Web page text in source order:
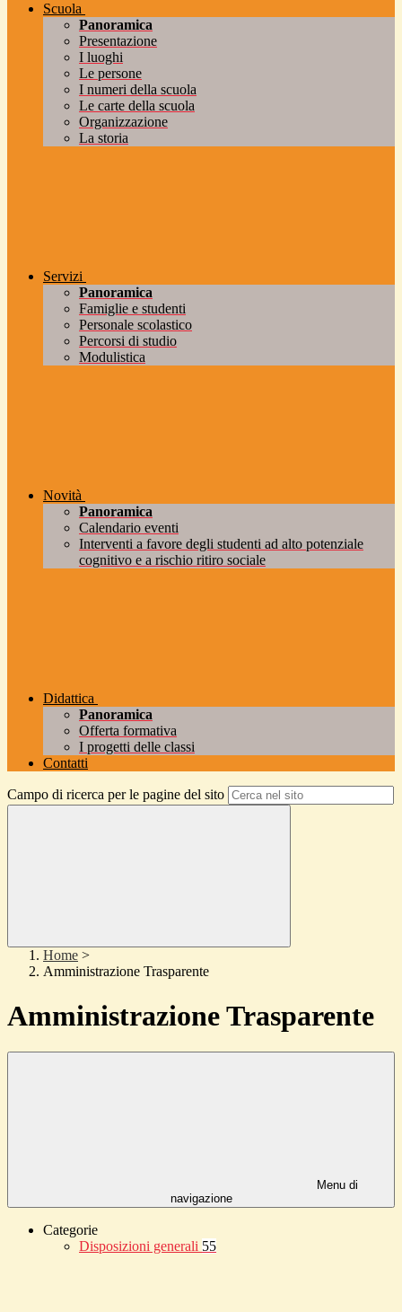
Scuola
Panoramica
Presentazione
I luoghi
Le persone
I numeri della scuola
Le carte della scuola
Organizzazione
La storia
Servizi
Panoramica
Famiglie e studenti
Personale scolastico
Percorsi di studio
Modulistica
Novità
Panoramica
Calendario eventi
Interventi a favore degli studenti ad alto potenziale
cognitivo e a rischio ritiro sociale
Didattica
Panoramica
Offerta formativa
I progetti delle classi
Contatti
Campo di ricerca per le pagine del sito
Home >
Amministrazione Trasparente
Amministrazione Trasparente
Menu di
navigazione
Categorie
Disposizioni generali 55